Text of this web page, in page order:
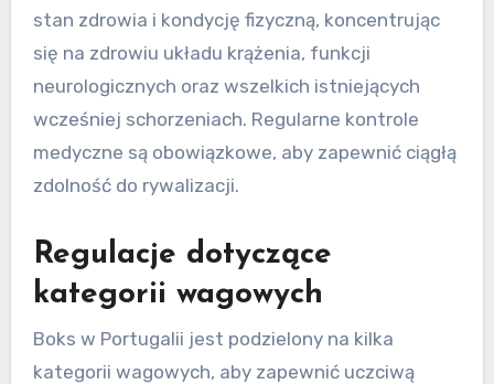
stan zdrowia i kondycję fizyczną, koncentrując
się na zdrowiu układu krążenia, funkcji
neurologicznych oraz wszelkich istniejących
wcześniej schorzeniach. Regularne kontrole
medyczne są obowiązkowe, aby zapewnić ciągłą
zdolność do rywalizacji.
Regulacje dotyczące
kategorii wagowych
Boks w Portugalii jest podzielony na kilka
kategorii wagowych, aby zapewnić uczciwą